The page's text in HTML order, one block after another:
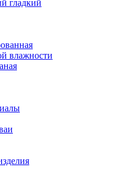
гладкий
влажности